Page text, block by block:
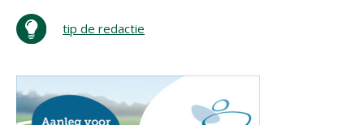
tip de redactie